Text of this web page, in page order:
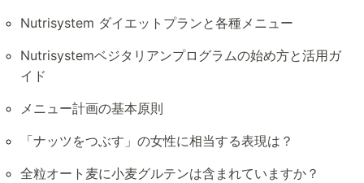
Nutrisystem ダイエットプランと各種メニュー
Nutrisystemベジタリアンプログラムの始め方と活用ガ
イド
メニュー計画の基本原則
「ナッツをつぶす」の女性に相当する表現は？
全粒オート麦に小麦グルテンは含まれていますか？